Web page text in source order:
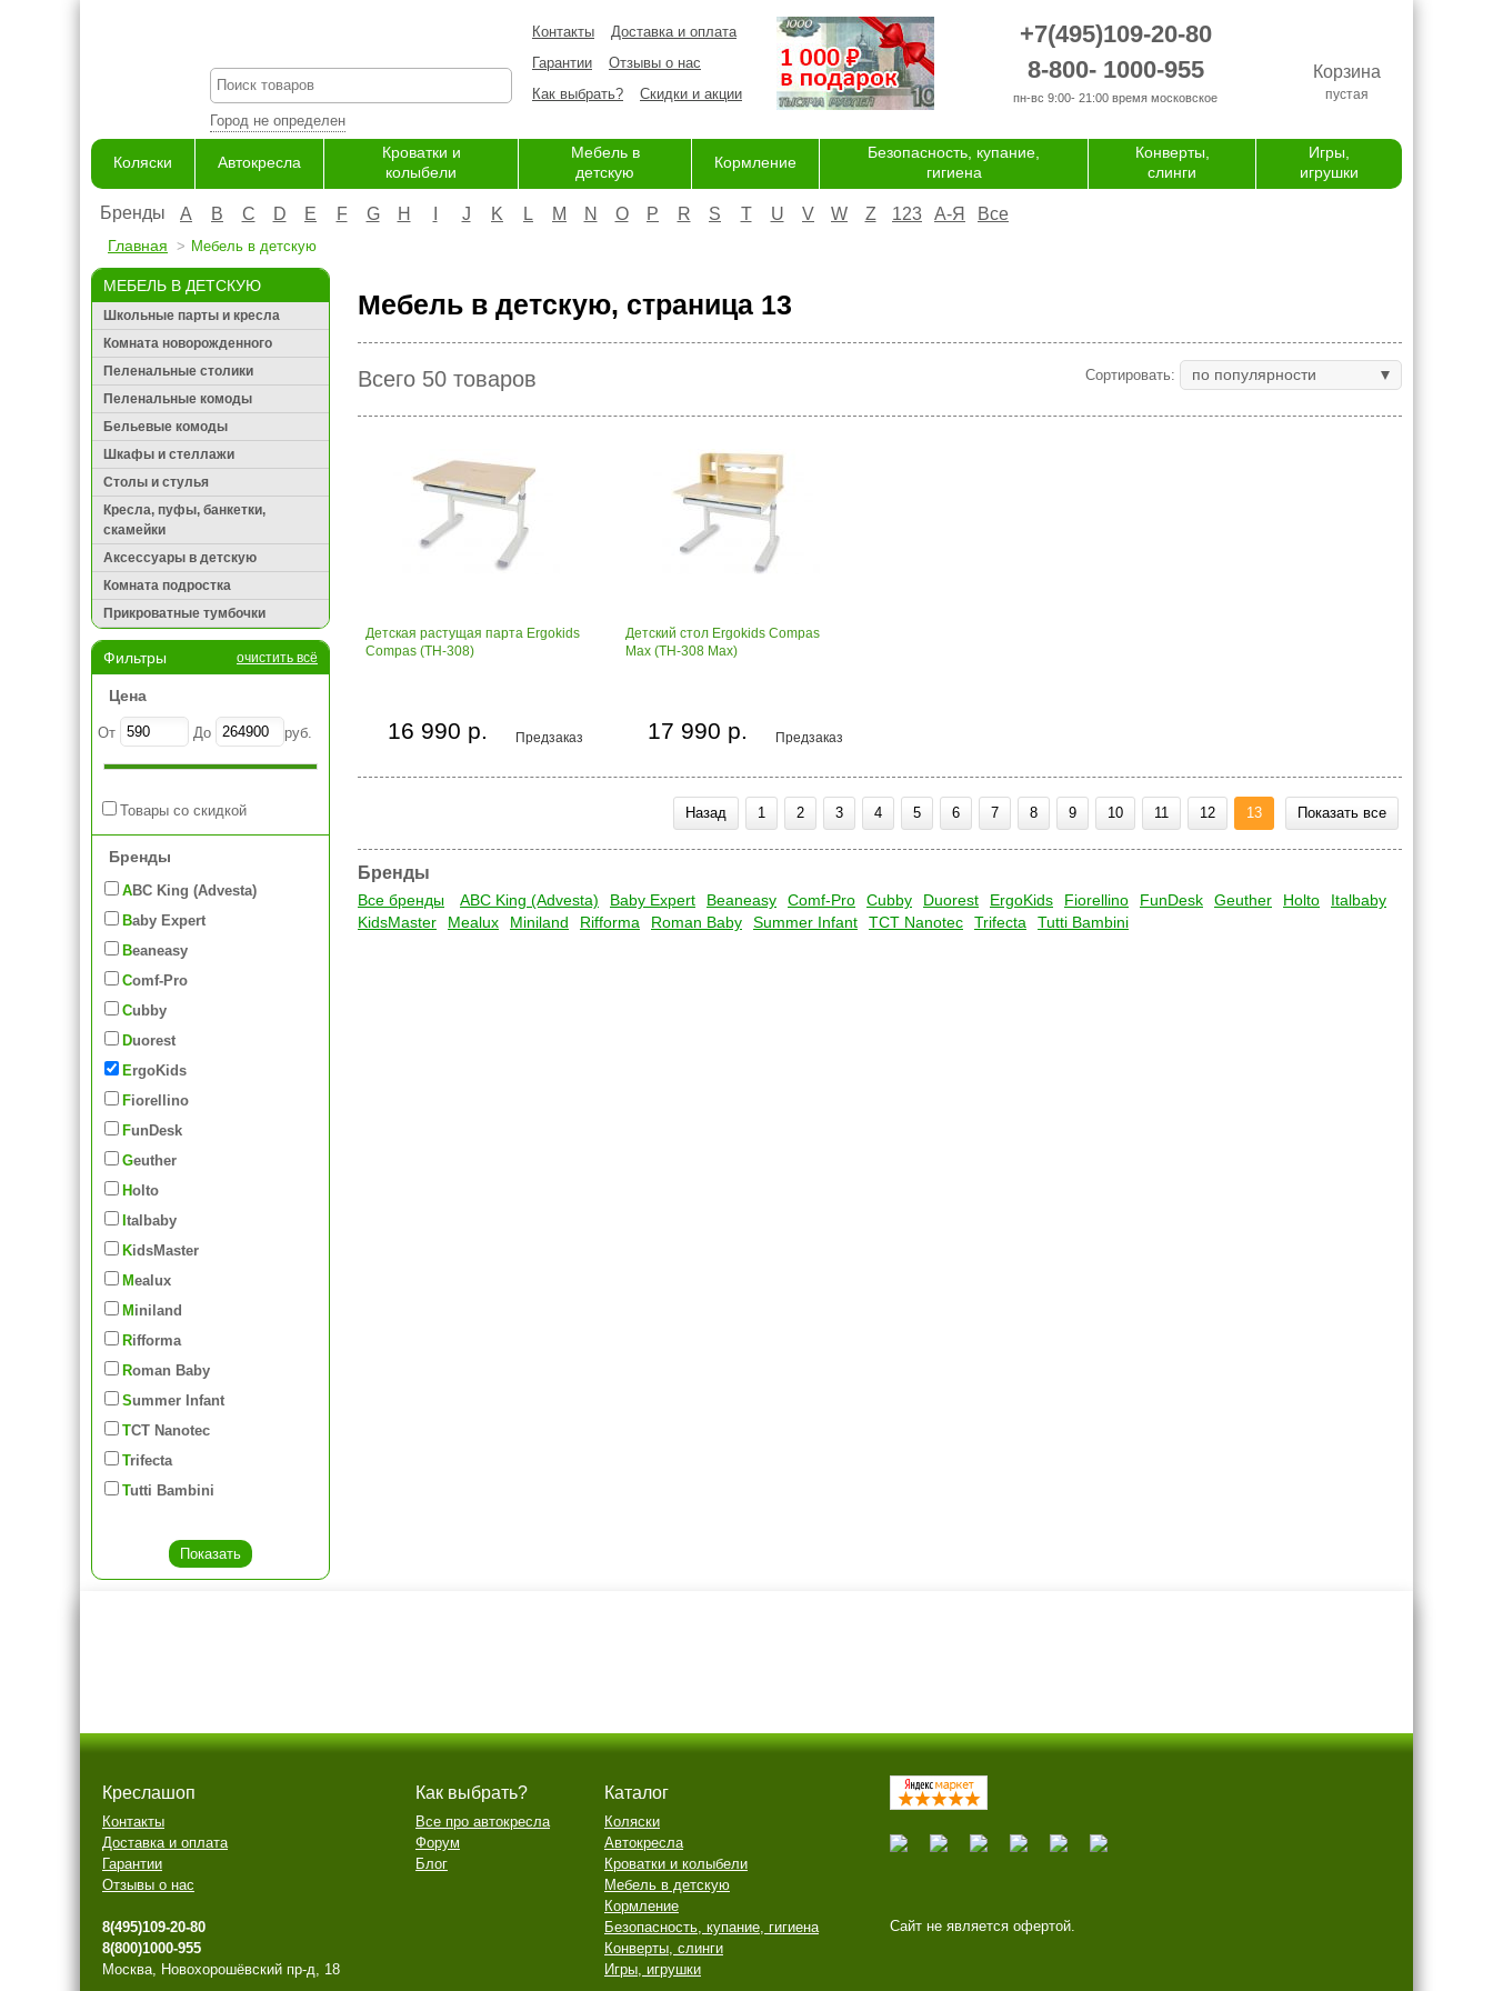
Город не определен
Контакты
Доставка и оплата
Гарантии
Отзывы о нас
Как выбрать?
Скидки и акции
+7(495)109-20-80
8-800- 1000-955
пн-вс 9:00- 21:00 время московское
Корзина
пустая
Коляски Автокресла
Кроватки и
колыбели
Мебель в
детскую
Кормление
Безопасность, купание,
гигиена
Конверты,
слинги
Игры,
игрушки
Бренды A B C D E F G H J K L M N O P R S T U V W Z 123 А-Я Все
Главная Мебель в детскую
МЕБЕЛЬ В ДЕТСКУЮ
Школьные парты и кресла
Комната новорожденного
Пеленальные столики
Пеленальные комоды
Бельевые комоды
Шкафы и стеллажи
Столы и стулья
Кресла, пуфы, банкетки,
скамейки
Аксессуары в детскую
Комната подростка
Прикроватные тумбочки
Фильтры очистить всё
Цена
От До руб.
Товары со скидкой
Бренды
ABC King (Advesta)
Baby Expert
Beaneasy
Comf-Pro
Cubby
Duorest
ErgoKids
Fiorellino
FunDesk
Geuther
Holto
Italbaby
KidsMaster
Mealux
Miniland
Rifforma
Roman Baby
Summer Infant
TCT Nanotec
Trifecta
Tutti Bambini
Мебель в детскую, страница 13
Всего 50 товаров Сортировать: по популярности
Детская растущая парта Ergokids
Compas (TH-308)
Предзаказ
16 990 р.
Детский стол Ergokids Compas
Max (TH-308 Max)
Предзаказ
17 990 р.
Назад 1 2 3 4 5 6 7 8 9 10 11 12 13 Показать все
Бренды
Все бренды ABC King (Advesta) Baby Expert Beaneasy Comf-Pro Cubby Duorest ErgoKids Fiorellino FunDesk Geuther Holto
Italbaby
KidsMaster
Mealux Miniland Rifforma Roman Baby Summer Infant TCT Nanotec Trifecta Tutti Bambini
Креслашоп
Контакты
Доставка и оплата
Гарантии
Отзывы о нас
8(495)109-20-80
8(800)1000-955
Москва, Новохорошёвский пр-д, 18
Как выбрать?
Все про автокресла
Форум
Блог
Каталог
Коляски
Автокресла
Кроватки и колыбели
Мебель в детскую
Кормление
Безопасность, купание, гигиена
Конверты, слинги
Игры, игрушки
Сайт не является офертой.